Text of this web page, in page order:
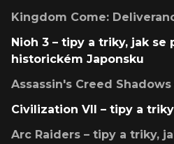
Kingdom Come:
Nioh 3 – tipy a triky, jak
historickém Japonsku
Assassin's Creed
Civilization VII – tipy a triky
Arc Raiders – tipy a triky,